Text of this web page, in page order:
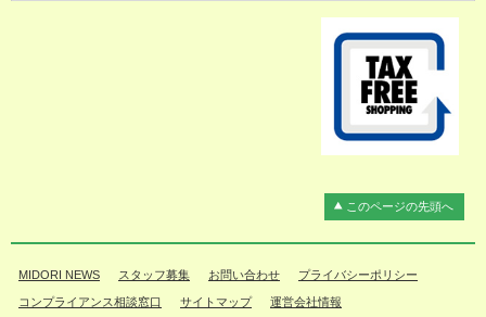
このページの先頭へ
MIDORI NEWS スタッフ募集 お問い合わせ プライバシーポリシー
コンプライアンス相談窓口 サイトマップ 運営会社情報